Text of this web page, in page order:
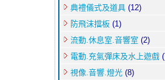
典禮儀式及道具 (12)
防飛沫擋板 (1)
流動.休息室.音響室 (2)
電動.充氣彈床及水上遊戲
視像.音響.燈光 (8)